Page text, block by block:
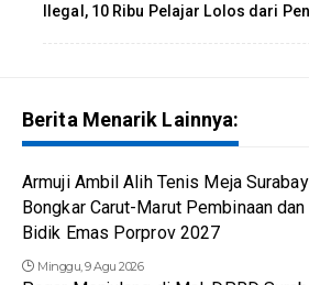
Ilegal, 10 Ribu Pelajar Lolos dari
Berita Menarik Lainnya:
Armuji Ambil Alih Tenis Meja
Bongkar Carut-Marut Pembinaan dan
Bidik Emas Porprov 2027
Minggu, 9 Agu 2026